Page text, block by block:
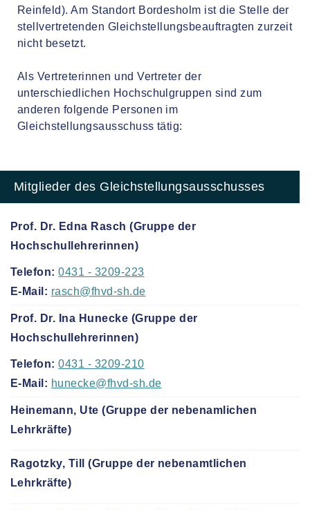
Reinfeld). Am Standort Bordesholm ist die Stelle der
stellvertretenden Gleichstellungsbeauftragten zurzeit
nicht besetzt.
Als Vertreterinnen und Vertreter der
unterschiedlichen Hochschulgruppen sind zum
anderen folgende Personen im
Gleichstellungsausschuss tätig:
Mitglieder des Gleichstellungsausschusses
Prof. Dr. Edna Rasch (Gruppe der
Hochschullehrerinnen)
Telefon: 0431 - 3209-223
E-Mail: rasch@fhvd-sh.de
Prof. Dr. Ina Hunecke (Gruppe der
Hochschullehrerinnen)
Telefon: 0431 - 3209-210
E-Mail: hunecke@fhvd-sh.de
Heinemann, Ute (Gruppe der nebenamlichen
Lehrkräfte)
Ragotzky, Till (Gruppe der nebenamtlichen
Lehrkräfte)